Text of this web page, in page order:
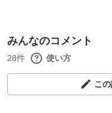
みんなのコメント
28件 使い方
こ